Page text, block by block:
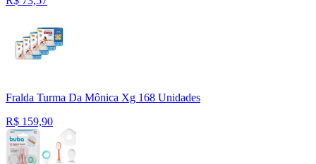
Fralda Turma Da Mônica Xg 168 Unidades
R$ 159,90